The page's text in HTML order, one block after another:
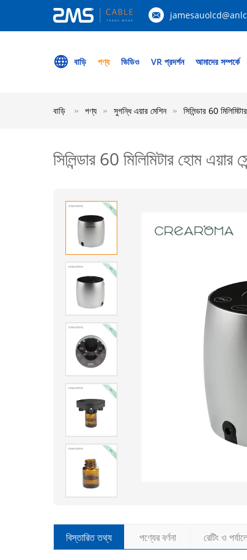
বাড়ি পণ্য ভিডিও VR প্রদর্শন আমাদের সম্পর্কে
বাড়ি পণ্য সুগন্ধি এয়ার মেশিন সিলিন্ডার 60
সিলিন্ডার 60 মিলিমিটার হোম এয়ার
বিস্তারিত তথ্য পণ্যের বর্ণনা রেটিং ও